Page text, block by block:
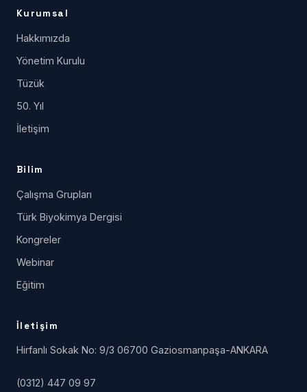
Kurumsal
Hakkımızda
Yönetim Kurulu
Tüzük
50. Yıl
İletişim
Bilim
Çalışma Grupları
Türk Biyokimya Dergisi
Kongreler
Webinar
Eğitim
İletişim
Hirfanlı Sokak No: 9/3 06700 Gaziosmanpaşa-ANKARA
(0312) 447 09 97